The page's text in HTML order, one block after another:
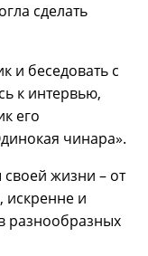
сделать
и беседовать с
к интервью,
его
чинара».
своей жизни – от
искренне и
разнообразных